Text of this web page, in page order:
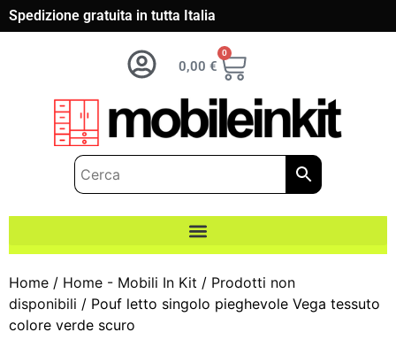
Spedizione gratuita in tutta Italia
0,00 €
0
Home / Home - Mobili In Kit / Prodotti non
disponibili / Pouf letto singolo pieghevole Vega tessuto
colore verde scuro